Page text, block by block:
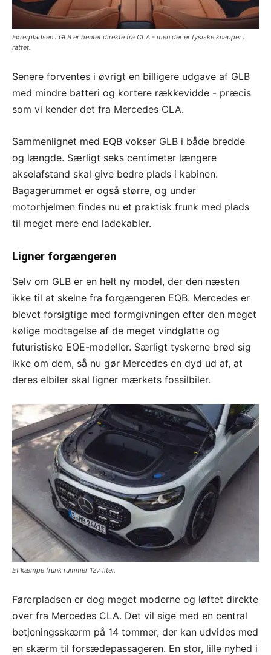
Førerpladsen i GLB er hentet direkte fra CLA - men der er fysiske knapper i
rattet.
Senere forventes i øvrigt en billigere udgave af GLB
med mindre batteri og kortere rækkevidde - præcis
som vi kender det fra Mercedes CLA.
Sammenlignet med EQB vokser GLB i både bredde
og længde. Særligt seks centimeter længere
akselafstand skal give bedre plads i kabinen.
Bagagerummet er også større, og under
motorhjelmen findes nu et praktisk frunk med plads
til meget mere end ladekabler.
Ligner forgængeren
Selv om GLB er en helt ny model, der den næsten
ikke til at skelne fra forgængeren EQB. Mercedes er
blevet forsigtige med formgivningen efter den meget
kølige modtagelse af de meget vindglatte og
futuristiske EQE-modeller. Særligt tyskerne brød sig
ikke om dem, så nu gør Mercedes en dyd ud af, at
deres elbiler skal ligner mærkets fossilbiler.
Et kæmpe frunk rummer 127 liter.
Førerpladsen er dog meget moderne og løftet direkte
over fra Mercedes CLA. Det vil sige med en central
betjeningsskærm på 14 tommer, der kan udvides med
en skærm til forsædepassageren. En stor, lille nyhed i